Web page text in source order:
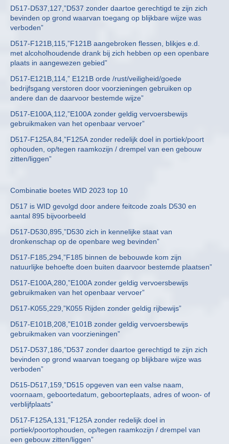
D517-D537,127,”D537 zonder daartoe gerechtigd te zijn zich
bevinden op grond waarvan toegang op blijkbare wijze was
verboden”
D517-F121B,115,”F121B aangebroken flessen, blikjes e.d.
met alcoholhoudende drank bij zich hebben op een openbare
plaats in aangewezen gebied”
D517-E121B,114,” E121B orde /rust/veiligheid/goede
bedrijfsgang verstoren door voorzieningen gebruiken op
andere dan de daarvoor bestemde wijze”
D517-E100A,112,”E100A zonder geldig vervoersbewijs
gebruikmaken van het openbaar vervoer”
D517-F125A,84,”F125A zonder redelijk doel in portiek/poort
ophouden, op/tegen raamkozijn / drempel van een gebouw
zitten/liggen”
Combinatie boetes WID 2023 top 10
D517 is WID gevolgd door andere feitcode zoals D530 en
aantal 895 bijvoorbeeld
D517-D530,895,”D530 zich in kennelijke staat van
dronkenschap op de openbare weg bevinden”
D517-F185,294,”F185 binnen de bebouwde kom zijn
natuurlijke behoefte doen buiten daarvoor bestemde plaatsen”
D517-E100A,280,”E100A zonder geldig vervoersbewijs
gebruikmaken van het openbaar vervoer”
D517-K055,229,”K055 Rijden zonder geldig rijbewijs”
D517-E101B,208,”E101B zonder geldig vervoersbewijs
gebruikmaken van voorzieningen”
D517-D537,186,”D537 zonder daartoe gerechtigd te zijn zich
bevinden op grond waarvan toegang op blijkbare wijze was
verboden”
D515-D517,159,”D515 opgeven van een valse naam,
voornaam, geboortedatum, geboorteplaats, adres of woon- of
verblijfplaats”
D517-F125A,131,”F125A zonder redelijk doel in
portiek/poortophouden, op/tegen raamkozijn / drempel van
een gebouw zitten/liggen”